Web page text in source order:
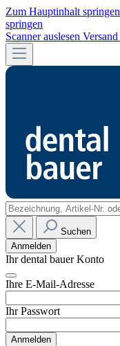
Zum Hauptinhalt springen
springen
Scanner auslesen Versand
Suchen
Anmelden
Ihr dental bauer Konto
Ihre E-Mail-Adresse
Ihr Passwort
Anmelden